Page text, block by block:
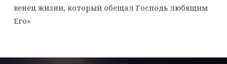
венец жизни, который обещал Господь любящим
Его»